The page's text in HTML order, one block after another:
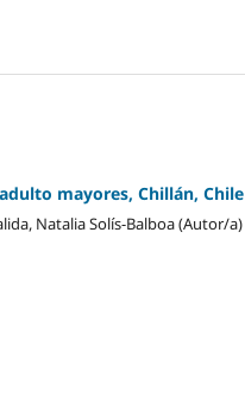
mayores, Chillán, Chile
Natalia Solís-Balboa (Autor/a)